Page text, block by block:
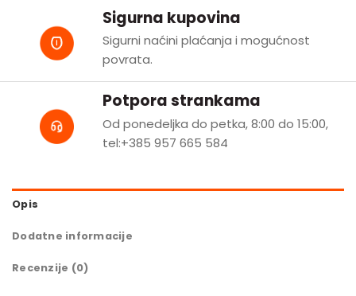
Sigurna kupovina
Sigurni naćini plaćanja i mogućnost
povrata.
Potpora strankama
Od ponedeljka do petka, 8:00 do 15:00,
tel:+385 957 665 584
Opis
Dodatne informacije
Recenzije (0)